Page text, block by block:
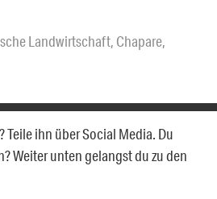
Landwirtschaft, Chapare,
Teile ihn über Social Media. Du
Weiter unten gelangst du zu den